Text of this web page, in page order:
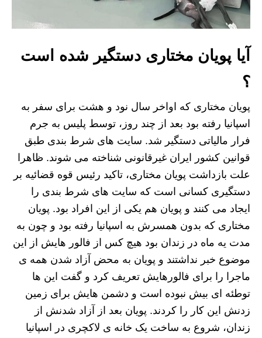
آیا پویان مختاری دستگیر شده است
؟
پویان مختاری که اواخر سال نود و هشت برای سفر به
اسپانیا رفته بود بعد از چند روز، توسط پلیس به جرم
فرار مالیاتی دستگیر شد. سایت های شرط بندی طبق
قوانین کشور ایران غیرقانونی شناخته می شوند. ظاهرا
علت بازداشت پویان مختاری، تاکید رئیس قوه قضائیه بر
دستگیری کسانی است که سایت های شرط بندی را
ایجاد می کنند و پویان هم یکی از این افراد بود. پویان
مختاری که بدون همسرش به اسپانیا رفته بود و چون به
مدت یه ماه در زندان بود هیچ کس از فالور هایش از این
موضوع خبر نداشتند و پویان به محض آزاد شدن همه ی
ماجرا را برای فالورهایش تعریف کرد و گفت این ها
توطئه ای بیش نبوده است و دشمن هایش برای زمین
زدنش این کار را کردند. پویان بعد از آزاد شدنش از
زندان، شروع به ساخت یک خانه ی لاکچری در اسپانیا